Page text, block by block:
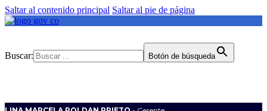
Saltar al contenido principal Saltar al pie de página
Buscar: Botón de búsqueda